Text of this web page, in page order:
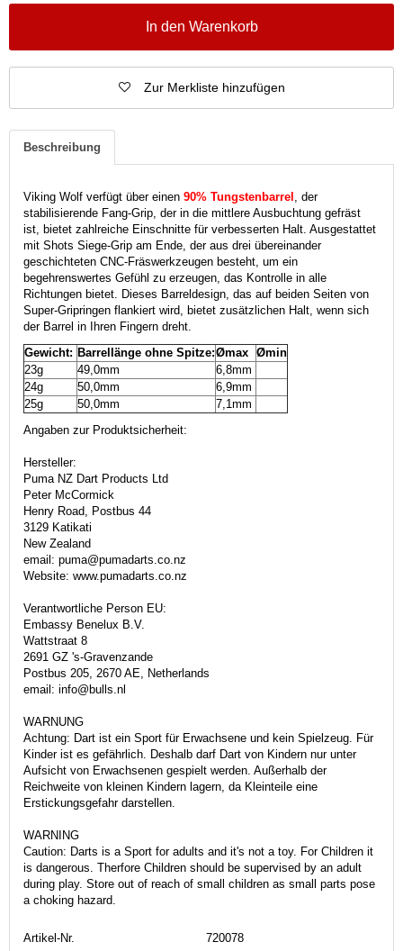
In den Warenkorb
Zur Merkliste hinzufügen
Beschreibung
Viking Wolf verfügt über einen 90% Tungstenbarrel , der
stabilisierende Fang-Grip, der in die mittlere Ausbuchtung gefräst
ist, bietet zahlreiche Einschnitte für verbesserten Halt. Ausgestattet
mit Shots Siege-Grip am Ende, der aus drei übereinander
geschichteten CNC-Fräswerkzeugen besteht, um ein
begehrenswertes Gefühl zu erzeugen, das Kontrolle in alle
Richtungen bietet. Dieses Barreldesign, das auf beiden Seiten von
Super-Gripringen flankiert wird, bietet zusätzlichen Halt, wenn sich
der Barrel in Ihren Fingern dreht.
Gewicht: Barrellänge ohne Spitze:Ømax Ømin
23g
49,0mm
6,8mm
24g
50,0mm
6,9mm
25g
50,0mm
7,1mm
Angaben zur Produktsicherheit:
Hersteller:
Puma NZ Dart Products Ltd
Peter McCormick
Henry Road, Postbus 44
3129 Katikati
New Zealand
email: puma@pumadarts.co.nz
Website: www.pumadarts.co.nz
Verantwortliche Person EU:
Embassy Benelux B.V.
Wattstraat 8
2691 GZ 's-Gravenzande
Postbus 205, 2670 AE, Netherlands
email: info@bulls.nl
WARNUNG
Achtung: Dart ist ein Sport für Erwachsene und kein Spielzeug. Für
Kinder ist es gefährlich. Deshalb darf Dart von Kindern nur unter
Aufsicht von Erwachsenen gespielt werden. Außerhalb der
Reichweite von kleinen Kindern lagern, da Kleinteile eine
Erstickungsgefahr darstellen.
WARNING
Caution: Darts is a Sport for adults and it's not a toy. For Children it
is dangerous. Therfore Children should be supervised by an adult
during play. Store out of reach of small children as small parts pose
a choking hazard.
Artikel-Nr.
720078